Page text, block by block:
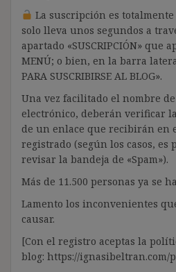
La suscripción es
solo lleva unos segundos a
apartado «SUSCRIPCIÓN» que
MENÚ; o bien, en la barra
PARA SUSCRIBIRSE AL BLOG».
Una vez facilitado el nombre
electrónico, deberán verificar
de un enlace que recibirán en
registrado (según los casos, es
revisar la bandeja de «Spam»).
Más de 11.500 personas ya se
Lamento los inconvenientes
causar.
[Con el registro aceptas la
blog: https://